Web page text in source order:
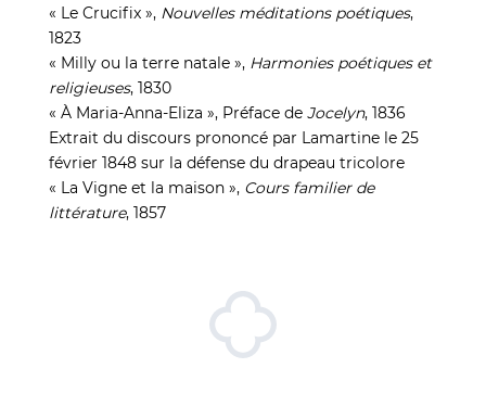
« Le Crucifix », Nouvelles méditations poétiques,
1823
« Milly ou la terre natale », Harmonies poétiques et
religieuses, 1830
« À Maria-Anna-Eliza », Préface de Jocelyn, 1836
Extrait du discours prononcé par Lamartine le 25
février 1848 sur la défense du drapeau tricolore
« La Vigne et la maison », Cours familier de
littérature, 1857